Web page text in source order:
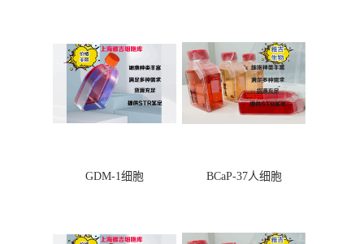
GDM-1细胞 BCaP-37人细胞